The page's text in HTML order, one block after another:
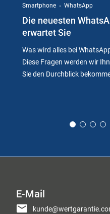
Smartphone WhatsApp
Die neuesten
erwartet Sie
Was wird alles bei
Diese Fragen werden wir
Sie den Durchblick
E-Mail